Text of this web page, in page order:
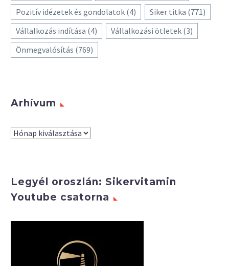
Pozitív idézetek és gondolatok (4) Siker titka (771)
Vállalkozás indítása (4) Vállalkozási ötletek (3)
Önmegvalósítás (769)
Arhívum
Arhívum
Legyél oroszlán: Sikervitamin
Youtube csatorna